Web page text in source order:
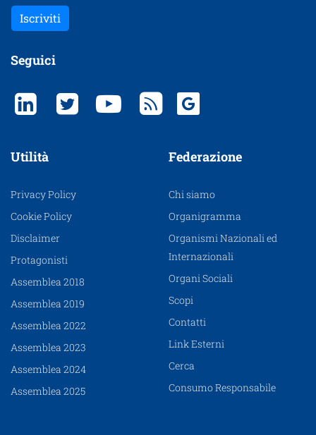
Iscriviti
Seguici
Utilità
Privacy Policy
Cookie Policy
Disclaimer
Protagonisti
Assemblea 2018
Assemblea 2019
Assemblea 2022
Assemblea 2023
Assemblea 2024
Assemblea 2025
Federazione
Chi siamo
Organigramma
Organismi Nazionali ed
Internazionali
Organi Sociali
Scopi
Contatti
Link Esterni
Cerca
Consumo Responsabile